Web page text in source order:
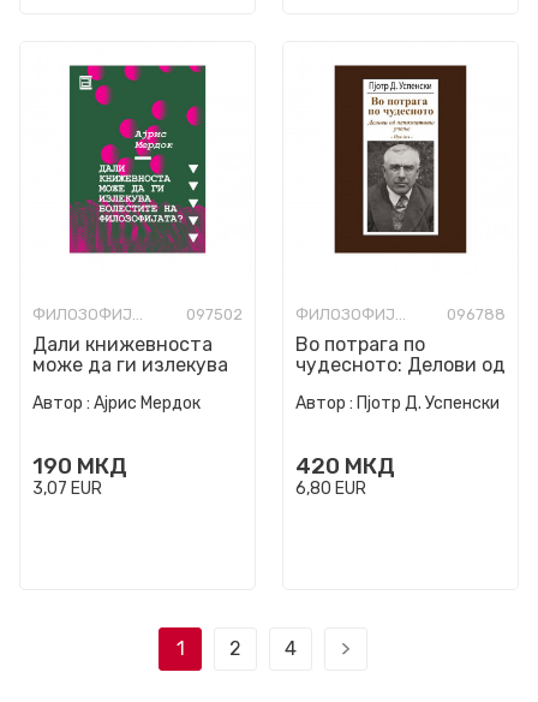
ФИЛОЗОФИЈА И СВЕТОГЛЕД 097502
Дали книжевноста
може да ги излекува
филозофијата?
Автор : Ајрис Мердок
190 МКД
3,07 EUR
ФИЛОЗОФИЈА И СВЕТОГЛЕД 096788
Во потрага по
чудесното: Делови од
прв дел
Автор : Пјотр Д. Успенски
420 МКД
6,80 EUR
1 2 4